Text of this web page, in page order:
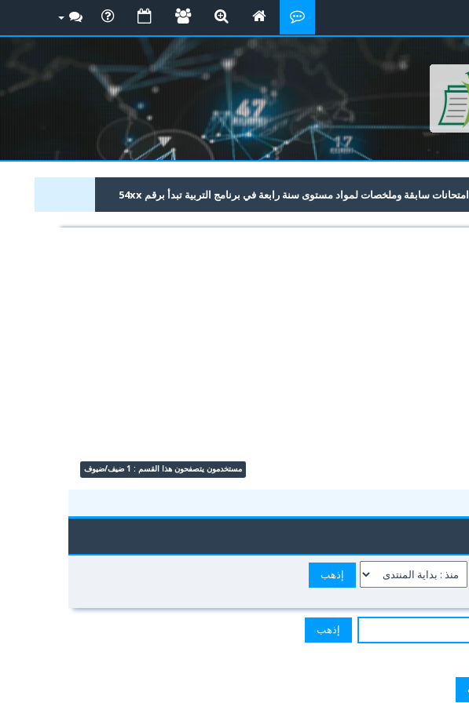
امتحانات سابقة وملخصات لمواد مستوى سنة رابعة في برنامج التربية تبدأ برقم 54xx
مستخدمون يتصفحون هذا القسم : 1 ضيف/ضيوف